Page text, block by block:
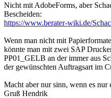
Nicht mit AdobeForms, aber
Bescheiden:
https://www.berater-wiki.de/
Wenn man nicht mit
könnte man mit zwei SAP
PP01_GELB an der immer aus
der gewünschten Auftragsart im
Macht aber nur sinn, wenn es nur
Gruß Hendrik